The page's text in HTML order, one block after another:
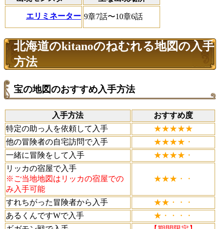
エリミネーター 9章7話〜10章6話
北海道のkitanoのねむれる地図の入手
方法
宝の地図のおすすめ入手方法
入手方法
おすすめ度
特定の助っ人を依頼して入手
★★★★★
他の冒険者の自宅訪問で入手
★★★★・
一緒に冒険をして入手
★★★★・
リッカの宿屋で入手
※ご当地地図はリッカの宿屋での
み入手可能
★★★・・
すれちがった冒険者から入手
★★・・・
あるくんですWで入手
★・・・・